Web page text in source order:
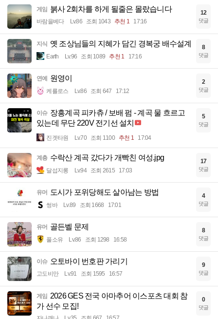
게임 붉사 2회차를 하게 될줄은 몰랐습니다
바람을베다 Lv.86 조회 1043 추천 1 17:16
12
댓글
지식 옛 조상님들의 지혜가 담긴 경복궁 배수설계
Earth Lv.96 조회 1089 추천 1 17:16
8
댓글
연예 원영이
케를로스 Lv.86 조회 647 17:12
2
댓글
이슈 장흥계곡 피카츄 / 보배 펌 - 계곡 물 흐르고
있는데 무단 220V 전기선 설치
진겟타원 Lv.70 조회 1100 추천 1 17:04
5
댓글
계층 수락산 계곡 갔다가 개빡친 여성.jpg
달섭지롱 Lv.94 조회 2615 17:03
17
댓글
유머 도시가 포위당해도 살아남는 방법
썽바 Lv.89 조회 1668 17:01
4
댓글
유머 골든벨 문제
풀소유 Lv.86 조회 1298 16:58
8
댓글
이슈 오토바이 번호판 가리기
고도비만 Lv.91 조회 1595 16:57
9
댓글
게임 2026 GES 전국 아마추어 이스포츠 대회 참
가 선수 모집!
0
댓글